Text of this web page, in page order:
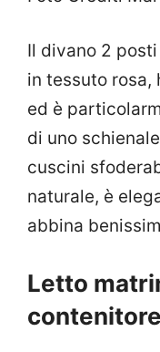
Il divano 2
in tessuto rosa,
ed è
di uno
cuscini
naturale, è
abbina
Letto